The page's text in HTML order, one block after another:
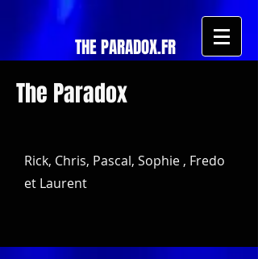
THE PARADOX.FR
The Paradox
Rick, Chris, Pascal, Sophie , Fredo
et Laurent